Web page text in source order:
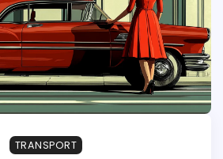
TRANSPORT